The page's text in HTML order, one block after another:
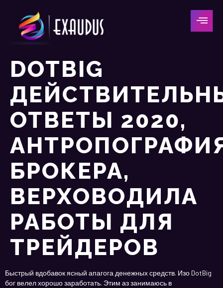
DOTBIG
ОТВЕТЫ 2020,
БРОКЕРА,
ВЕРХОВОДИЛА
РАБОТЫ ДЛЯ
ТРЕЙДЕРОВ
Быстрый вдобавок ясный апагога денежных средств. Изо DotBig
бог велел хорошо заработать. Этим аз занимаюсь в